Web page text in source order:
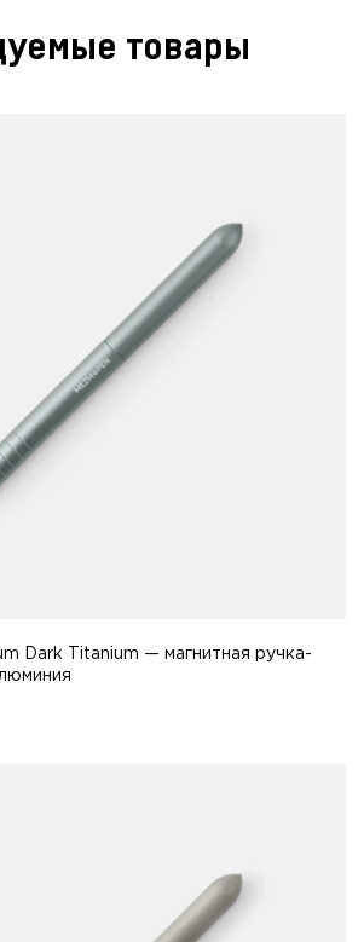
товары
Dark Titanium — магнитная ручка-